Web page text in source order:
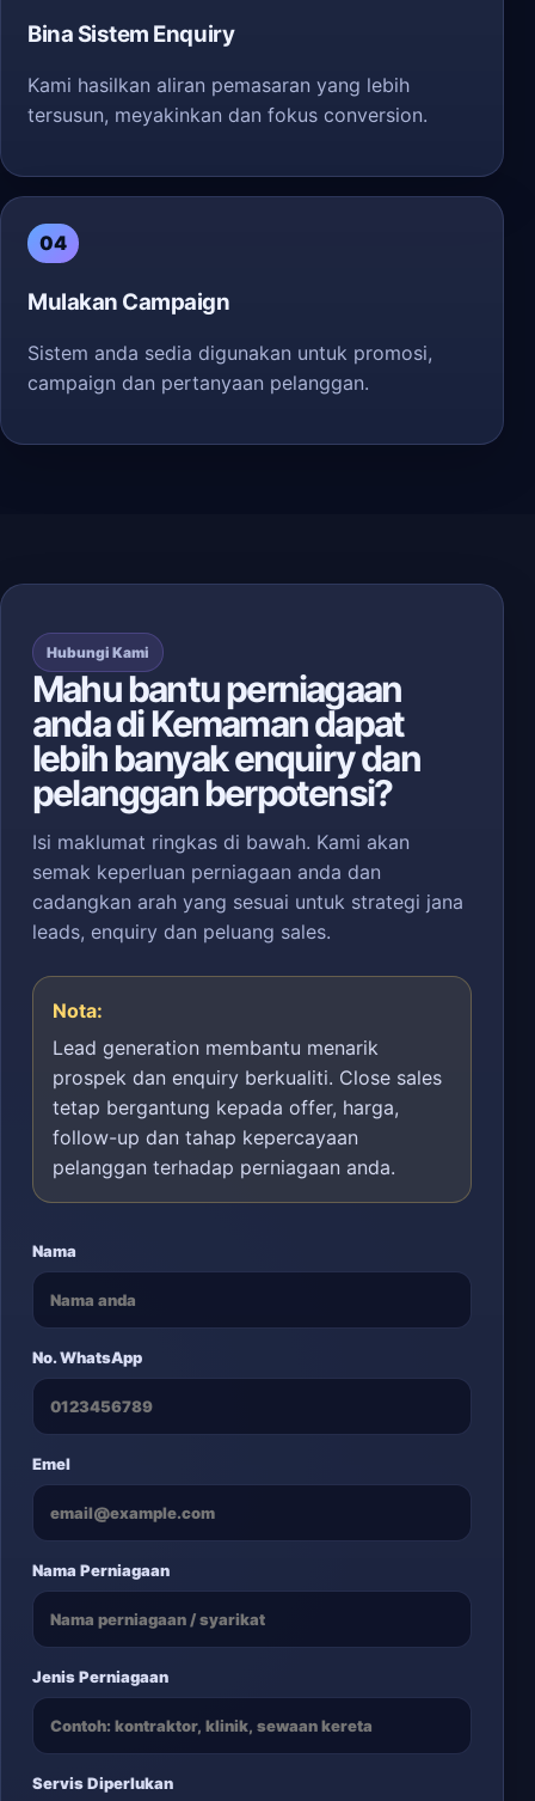
Bina Sistem Enquiry
Kami hasilkan aliran pemasaran yang lebih
tersusun, meyakinkan dan fokus conversion.
04
Mulakan Campaign
Sistem anda sedia digunakan untuk promosi,
campaign dan pertanyaan pelanggan.
Hubungi Kami
Mahu bantu perniagaan
anda di Kemaman dapat
lebih banyak enquiry dan
pelanggan berpotensi?
Isi maklumat ringkas di bawah. Kami akan
semak keperluan perniagaan anda dan
cadangkan arah yang sesuai untuk strategi jana
leads, enquiry dan peluang sales.
Nota:
Lead generation membantu menarik
prospek dan enquiry berkualiti. Close sales
tetap bergantung kepada offer, harga,
follow-up dan tahap kepercayaan
pelanggan terhadap perniagaan anda.
Nama
No. WhatsApp
Emel
Nama Perniagaan
Jenis Perniagaan
Servis Diperlukan